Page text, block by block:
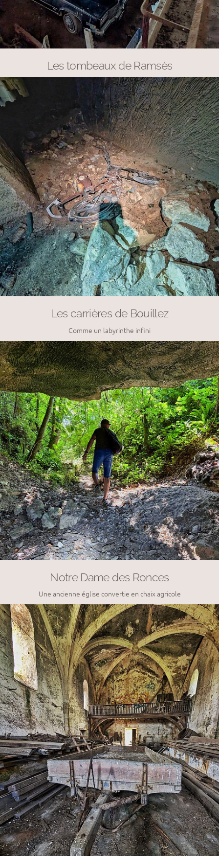
Les tombeaux de Ramsès
Les carrières de Bouillez
Comme un labyrinthe infini
Notre Dame des Ronces
Une ancienne église convertie en chaix agricole